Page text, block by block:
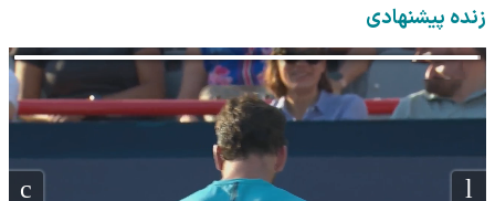
زنده پیشنهادی